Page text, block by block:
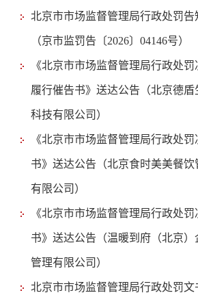
北京市市场监督管理局行政处罚告
（京市监罚告〔2026〕04146号）
《北京市市场监督管理局行政处罚
履行催告书》送达公告（北京德盾
科技有限公司）
《北京市市场监督管理局行政处罚
书》送达公告（北京食时美美餐饮
有限公司）
《北京市市场监督管理局行政处罚
书》送达公告（温暖到府（北京）
管理有限公司）
北京市市场监督管理局行政处罚文